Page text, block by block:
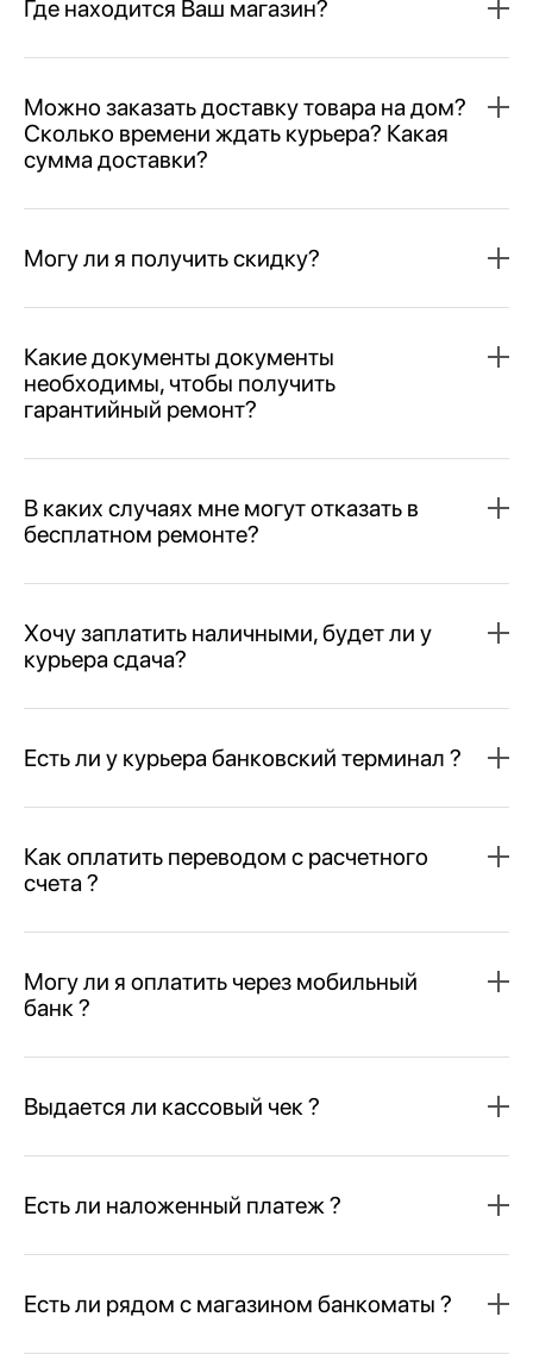
Где находится Ваш магазин?
Можно заказать доставку товара на дом?
Сколько времени ждать курьера? Какая
сумма доставки?
Могу ли я получить скидку?
Какие документы документы
необходимы, чтобы получить
гарантийный ремонт?
В каких случаях мне могут отказать в
бесплатном ремонте?
Хочу заплатить наличными, будет ли у
курьера сдача?
Есть ли у курьера банковский терминал ?
Как оплатить переводом с расчетного
счета ?
Могу ли я оплатить через мобильный
банк ?
Выдается ли кассовый чек ?
Есть ли наложенный платеж ?
Есть ли рядом с магазином банкоматы ?